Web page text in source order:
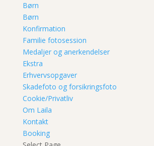
Børn
Børn
Konfirmation
Familie fotosession
Medaljer og anerkendelser
Ekstra
Erhvervsopgaver
Skadefoto og forsikringsfoto
Cookie/Privatliv
Om Laila
Kontakt
Booking